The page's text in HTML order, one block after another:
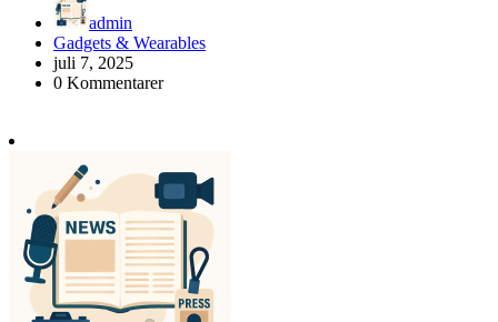
admin
Gadgets & Wearables
juli 7, 2025
0 Kommentarer